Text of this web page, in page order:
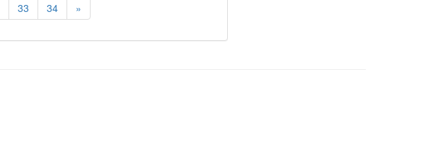
33 34 »